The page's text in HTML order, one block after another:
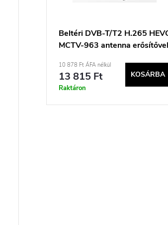
d
l
Beltéri DVB-T/T2 H.265
MCTV-963 antenna
10 878 Ft ÁFA nélkül
13 815 Ft
Raktáron
KOSÁRBA